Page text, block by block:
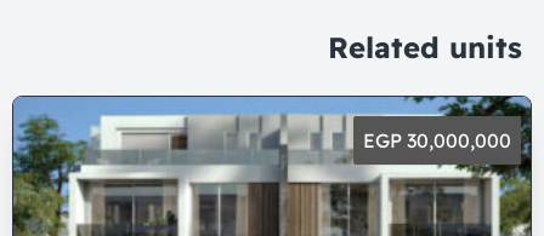
Related units
30,000,000 EGP